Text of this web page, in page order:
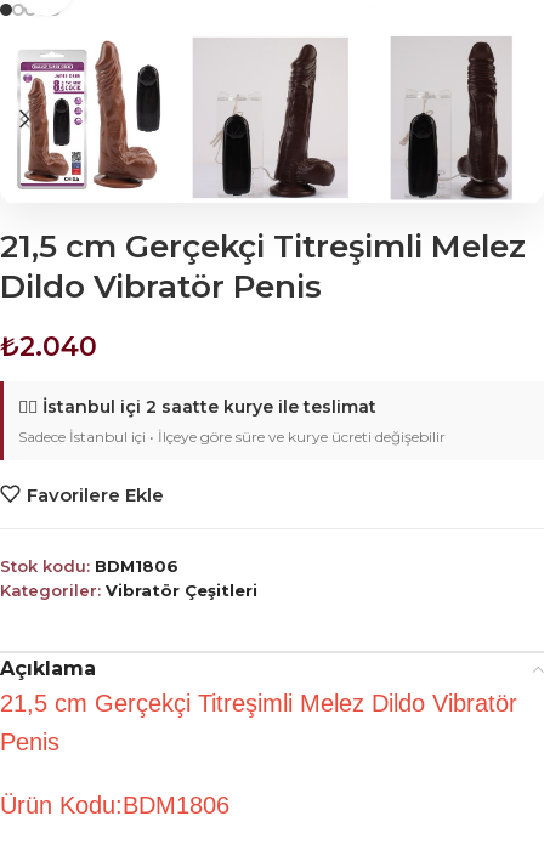
21,5 cm Gerçekçi Titreşimli Melez
Dildo Vibratör Penis
₺2.040
🚴‍♂️ İstanbul içi 2 saatte kurye ile teslimat
Sadece İstanbul içi • İlçeye göre süre ve kurye ücreti değişebilir
Favorilere Ekle
Stok kodu: BDM1806
Kategoriler: Vibratör Çeşitleri
Açıklama
21,5 cm Gerçekçi Titreşimli Melez Dildo Vibratör
Penis
Ürün Kodu:BDM1806